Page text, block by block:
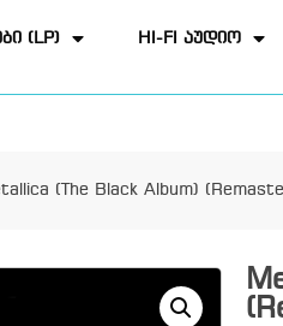
(LP) HI-FI აუდიო
(The Black Album)